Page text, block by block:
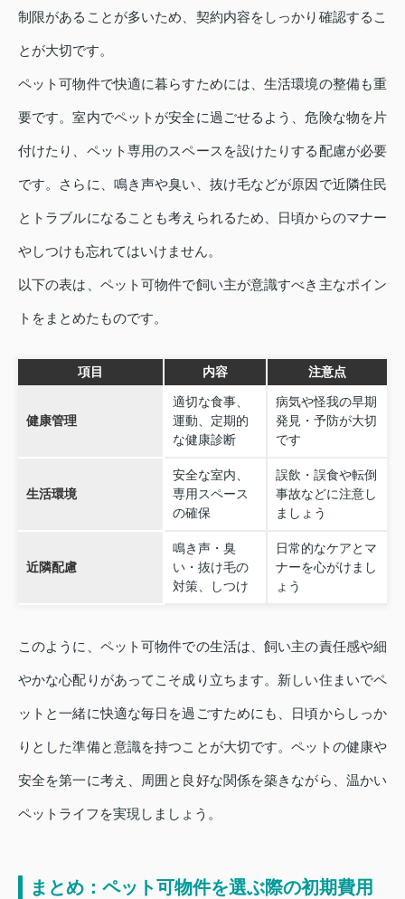
制限があることが多いため、契約内容をしっかり確認するこ
とが大切です。
ペット可物件で快適に暮らすためには、生活環境の整備も重
要です。室内でペットが安全に過ごせるよう、危険な物を片
付けたり、ペット専用のスペースを設けたりする配慮が必要
です。さらに、鳴き声や臭い、抜け毛などが原因で近隣住民
とトラブルになることも考えられるため、日頃からのマナー
やしつけも忘れてはいけません。
以下の表は、ペット可物件で飼い主が意識すべき主なポイン
トをまとめたものです。
項目 内容 注意点
健康管理
適切な食事、
運動、定期的
な健康診断
病気や怪我の早期
発見・予防が大切
です
生活環境
安全な室内、
専用スペース
の確保
誤飲・誤食や転倒
事故などに注意し
ましょう
近隣配慮
鳴き声・臭
い・抜け毛の
対策、しつけ
日常的なケアとマ
ナーを心がけまし
ょう
このように、ペット可物件での生活は、飼い主の責任感や細
やかな心配りがあってこそ成り立ちます。新しい住まいでペ
ットと一緒に快適な毎日を過ごすためにも、日頃からしっか
りとした準備と意識を持つことが大切です。ペットの健康や
安全を第一に考え、周囲と良好な関係を築きながら、温かい
ペットライフを実現しましょう。
まとめ：ペット可物件を選ぶ際の初期費用